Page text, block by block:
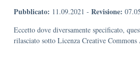
Pubblicato: 11.09.2021 - Revisione:
Eccetto dove diversamente specificato,
rilasciato sotto Licenza Creative